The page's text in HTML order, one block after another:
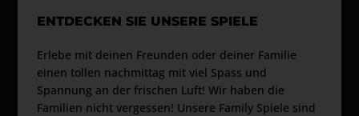
ENTDECKEN SIE UNSERE SPIELE
Erlebe mit deinen Freunden oder deiner Familie
einen tollen nachmittag mit viel Spass und
Spannung an der frischen Luft! Wir haben die
Familien nicht vergessen! Unsere Family Spiele sind